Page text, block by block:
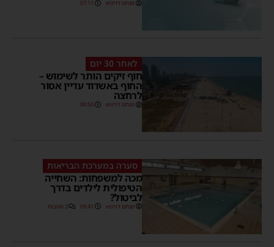
מנחם דויטש 07:11
לאחר 30 יום
חוף זיקים הותר לשימוש –
החוף באשדוד עדיין אסור
לרחצה
מנחם דויטש 00:50
סערה במערכת הבריאות
מכה למשפחות: השחייה
הטיפולית לילדים בדרך
לביטול?
מנחם דויטש 09:41 2 תגובות